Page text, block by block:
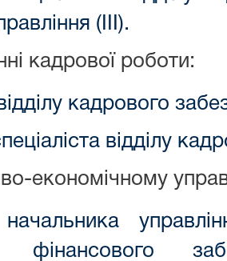
(ІІІ).
кадрової роботи:
кадрового
відділу
економічному
фінансового